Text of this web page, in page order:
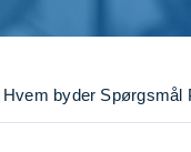
Hvem byder Spørgsmål